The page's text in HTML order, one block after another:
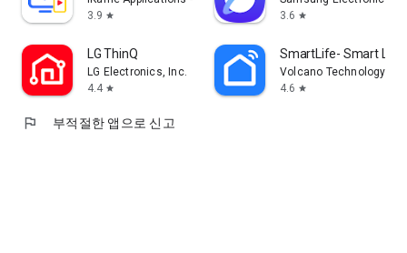
3.9 star
3.6 star
LG ThinQ
LG Electronics, Inc.
4.4 star
SmartLife- Smart
Volcano Technology
4.6 star
flag 부적절한 앱으로 신고